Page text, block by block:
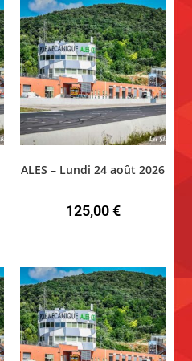
ALES – Lundi 24 août 2026
125,00€